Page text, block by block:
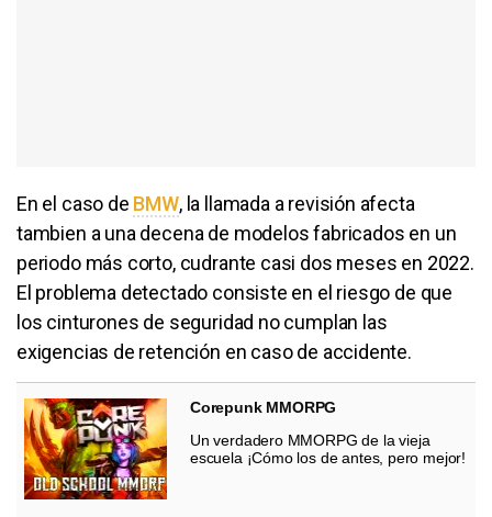
En el caso de BMW, la llamada a revisión afecta
tambien a una decena de modelos fabricados en un
periodo más corto, cudrante casi dos meses en 2022.
El problema detectado consiste en el riesgo de que
los cinturones de seguridad no cumplan las
exigencias de retención en caso de accidente.
Corepunk MMORPG
Un verdadero MMORPG de la vieja
escuela ¡Cómo los de antes, pero mejor!